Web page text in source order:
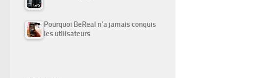
Pourquoi BeReal n’a jamais conquis
les utilisateurs